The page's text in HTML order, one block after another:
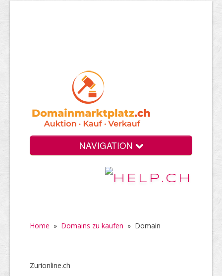
NAVIGATION
Home » Domains zu kaufen » Domain
Zurionline.ch